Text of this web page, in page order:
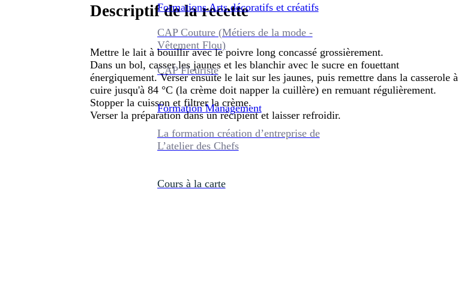
Formations Arts décoratifs et créatifs
CAP Couture (Métiers de la mode -
Vêtement Flou)
CAP Fleuriste
Formation Management
La formation création d’entreprise de
L’atelier des Chefs
Cours à la carte
Descriptif de la recette
Mettre le lait à bouillir avec le poivre long concassé grossièrement.
Dans un bol, casser les jaunes et les blanchir avec le sucre en fouettant
énergiquement. Verser ensuite le lait sur les jaunes, puis remettre dans la casserole à
cuire jusqu'à 84 °C (la crème doit napper la cuillère) en remuant régulièrement.
Stopper la cuisson et filtrer la crème.
Verser la préparation dans un récipient et laisser refroidir.